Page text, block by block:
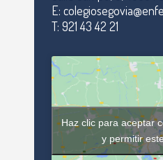
E:
T: 921 43 42 21
Haz clic para aceptar
y permitir